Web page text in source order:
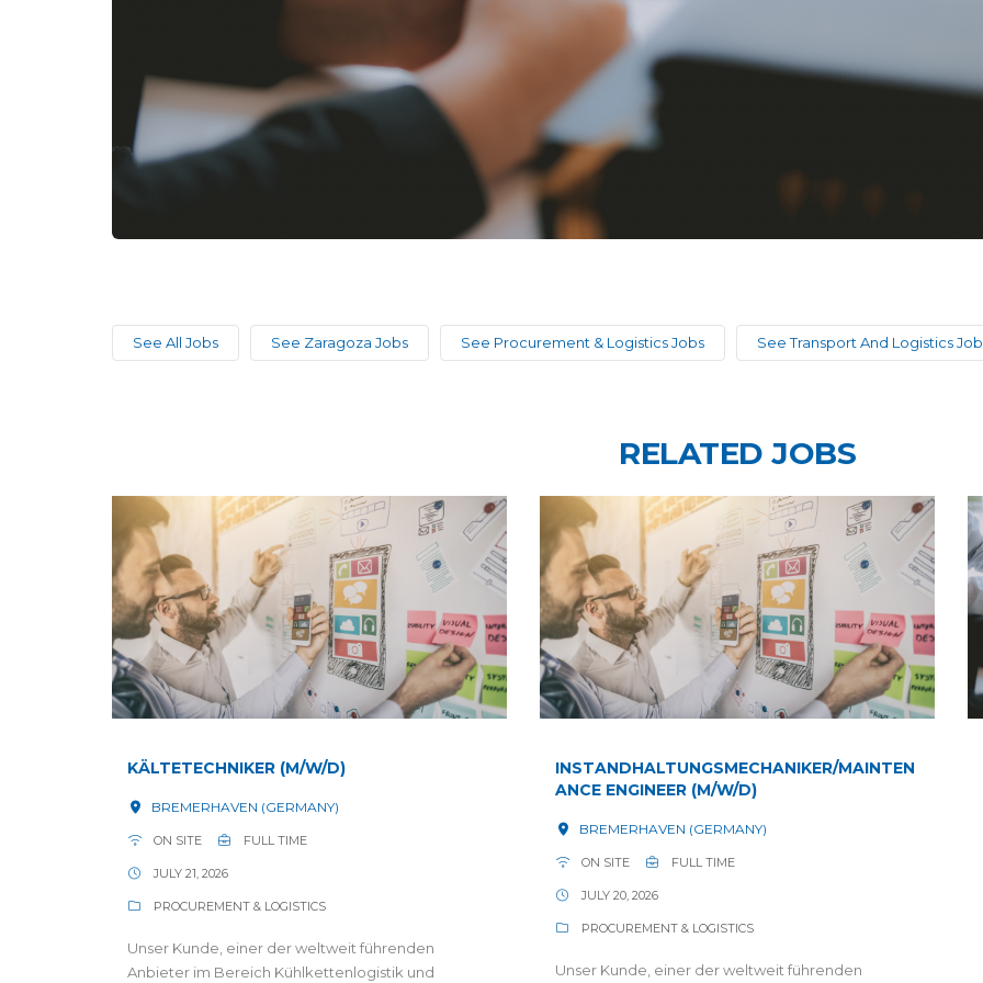
See All Jobs See Zaragoza Jobs See Procurement & Logistics Jobs See Transport And Logistics
RELATED JOBS
KÄLTETECHNIKER (M/W/D)
BREMERHAVEN (GERMANY)
ON SITE FULL TIME
JULY 21, 2026
PROCUREMENT & LOGISTICS
Unser Kunde, einer der weltweit führenden
Anbieter im Bereich Kühlkettenlogistik und
INSTANDHALTUNGSMECHANIKER/MAINTEN
ANCE ENGINEER (M/W/D)
BREMERHAVEN (GERMANY)
ON SITE FULL TIME
JULY 20, 2026
PROCUREMENT & LOGISTICS
Unser Kunde, einer der weltweit führenden